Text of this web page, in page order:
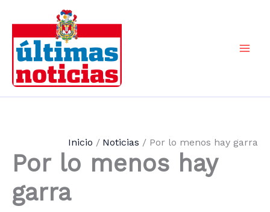
contenido
Inicio Noticias Por lo menos hay garra
Por lo menos hay
garra